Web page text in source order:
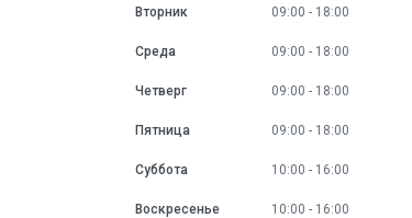
Вторник 09:00 18:00
Среда 09:00 18:00
Четверг 09:00 18:00
Пятница 09:00 18:00
Суббота 10:00 16:00
Воскресенье 10:00 16:00